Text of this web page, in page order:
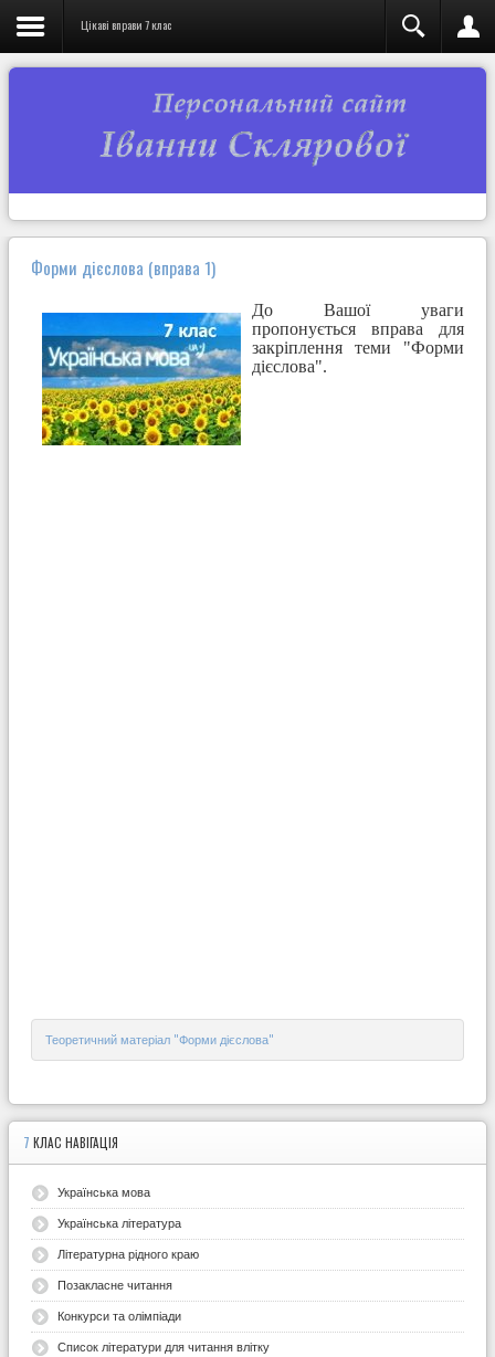
Цікаві вправи 7 клас
Форми дієслова (вправа 1)
До Вашої уваги
пропонується вправа для
закріплення теми "Форми
дієслова".
Теоретичний матеріал "Форми дієслова"
7 КЛАС НАВІГАЦІЯ
Українська мова
Українська література
Літературна рідного краю
Позакласне читання
Конкурси та олімпіади
Список літератури для читання влітку